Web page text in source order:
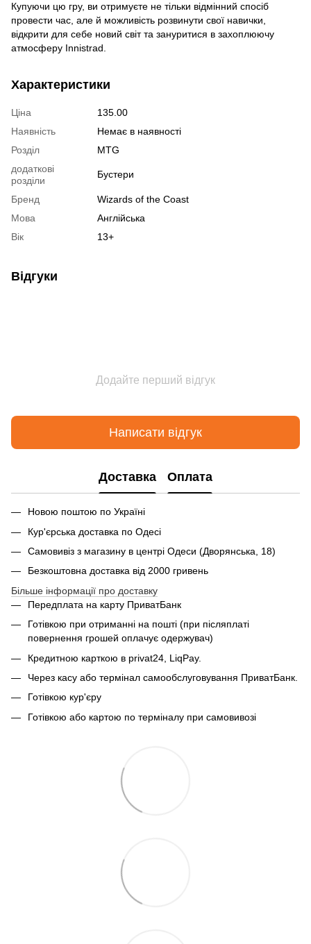
Купуючи цю гру, ви отримуєте не тільки відмінний спосіб
провести час, але й можливість розвинути свої навички,
відкрити для себе новий світ та зануритися в захоплюючу
атмосферу Innistrad.
Характеристики
Ціна
135.00
Наявність
Немає в наявності
Розділ
MTG
додаткові
розділи
Бустери
Бренд
Wizards of the Coast
Мова
Англiйська
Вік
13+
Відгуки
Додайте перший відгук
Написати відгук
Доставка Оплата
Новою поштою по Україні
Кур'єрська доставка по Одесі
Самовивіз з магазину в центрі Одеси (Дворянська, 18)
Безкоштовна доставка від 2000 гривень
Більше інформації про доставку
Передплата на карту ПриватБанк
Готівкою при отриманні на пошті (при післяплаті
повернення грошей оплачує одержувач)
Кредитною карткою в privat24, LiqPay.
Через касу або термінал самообслуговування ПриватБанк.
Готівкою кур'єру
Готівкою або картою по терміналу при самовивозі